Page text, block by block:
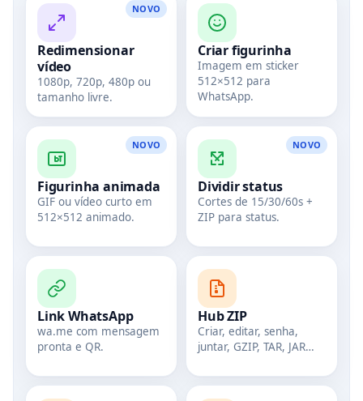
NOVO
Redimensionar
vídeo
1080p, 720p, 480p ou
tamanho livre.
Criar figurinha
Imagem em sticker
512×512 para
WhatsApp.
NOVO
Figurinha animada
GIF ou vídeo curto em
512×512 animado.
NOVO
Dividir status
Cortes de 15/30/60s +
ZIP para status.
Link WhatsApp
wa.me com mensagem
pronta e QR.
Hub ZIP
Criar, editar, senha,
juntar, GZIP, TAR, JAR…